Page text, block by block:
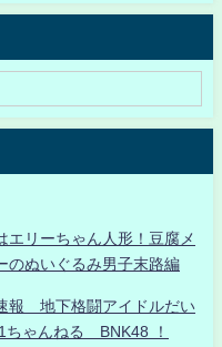
リーちゃん人形！豆腐メ
のぬいぐるみ男子末路編
報 地下格闘アイドルだい
ゃんねる BNK48 ！